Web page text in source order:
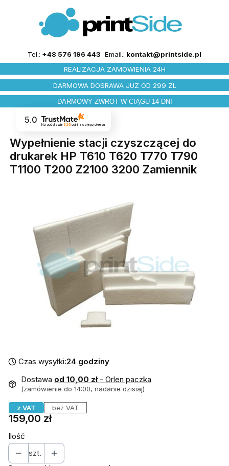
Tel.: +48 576 196 443 Email.: kontakt@printside.pl
REALIZACJA ZAMÓWIENIA 24H
DARMOWA DOSRAWA JUZ OD 299 ZL
DARMOWY ZWROT W CIĄGU 14 DNI
5.0
Na podstawie 326 opinii z całego okresu
Wypełnienie stacji czyszczącej do
drukarek HP T610 T620 T770 T790
T1100 T200 Z2100 3200 Zamiennik
Czas wysyłki:24 godziny
Dostawa od 10,00 zł - Orlen paczka
(zamówienie do 14:00, nadanie dzisiaj)
z VAT bez VAT
Cena
159,00 zł
Ilość
szt.